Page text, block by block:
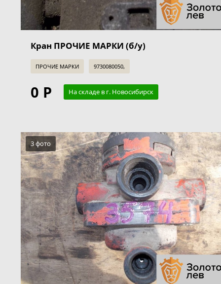
Кран ПРОЧИЕ МАРКИ (б/у)
ПРОЧИЕ МАРКИ 9730080050,
0 Р На складе в г. Новосибирск
3 фото